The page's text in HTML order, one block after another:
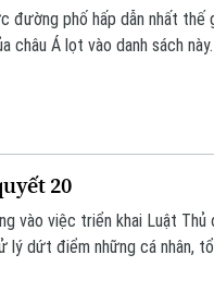
đường phố hấp dẫn nhất thế
châu Á lọt vào danh sách này.
20
vào việc triển khai Luật Thủ
lý dứt điểm những cá nhân,